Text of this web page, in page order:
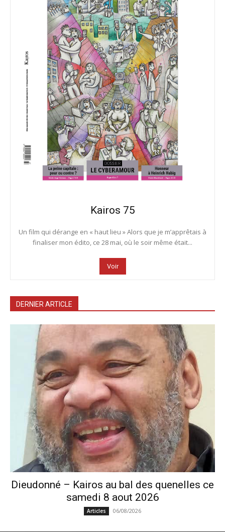
Kairos 75
Un film qui dérange en « haut lieu » Alors que je m’apprêtais à
finaliser mon édito, ce 28 mai, où le soir même était...
Voir
DERNIER ARTICLE
Dieudonné – Kairos au bal des quenelles ce
samedi 8 aout 2026
Articles 06/08/2026